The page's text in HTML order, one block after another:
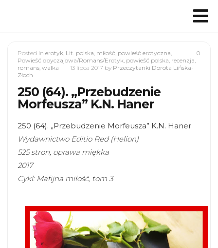
0
Posted in erotyk, Lit. polska, miłość, powieść erotyczna,
Powieść obyczajowa/Romans/Erotyk, powieść polska, recenzja,
romans, walka 13 lipca 2017 by Przeczytanki Dorota Lińska-
Złoch
250 (64). „Przebudzenie
Morfeusza” K.N. Haner
250 (64). „Przebudzenie Morfeusza” K.N. Haner
Wydawnictwo Editio Red (Helion)
525 stron, oprawa miękka
2017
Cykl: Mafijna miłość, tom 3